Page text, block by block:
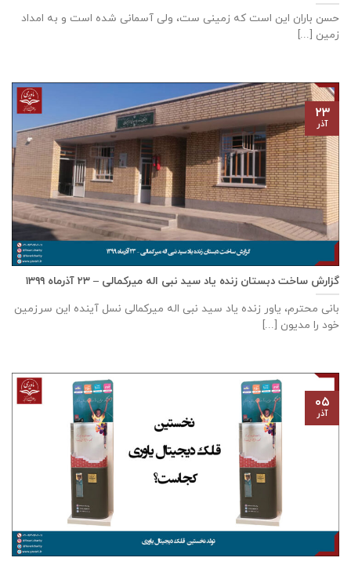
حسن باران این است که زمینی ست، ولی آسمانی شده است و به امداد
زمین [...]
گزارش ساخت دبستان زنده ياد سيد نبی اله ميركمالی – ۲۳ آذر‌ماه ۱۳۹۹
بانی محترم، یاور زنده ياد سيد نبی اله ميركمالی نسل آینده این سرزمین
خود را مدیون [...]
۲۳
آذر
۰۵
آذر